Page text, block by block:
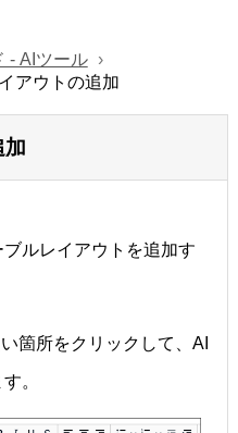
- AIツール
アウトの追加
加
ルレイアウトを追加す
箇所をクリックして、AI
。